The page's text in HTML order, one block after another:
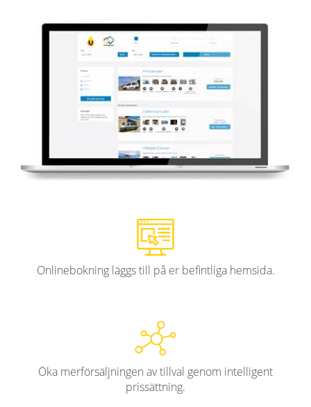
Onlinebokning läggs till på er befintliga hemsida.
Öka merförsäljningen av tillval genom intelligent
prissättning.